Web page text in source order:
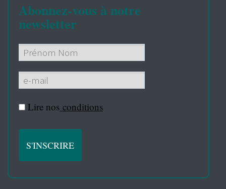
Abonnez-vous à notre
newsletter
Lire nos conditions